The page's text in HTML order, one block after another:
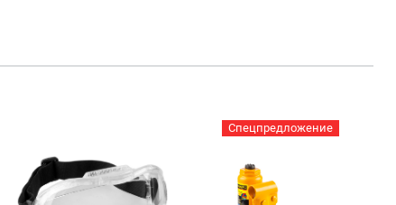
Спецпредложение